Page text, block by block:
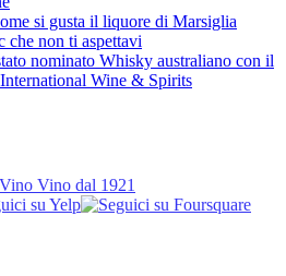
si gusta il liquore di Marsiglia
non ti aspettavi
nominato Whisky australiano con il
Wine & Spirits